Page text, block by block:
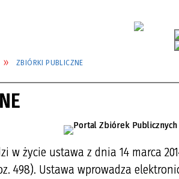
ZBIÓRKI PUBLICZNE
w życie ustawa z dnia 14 marca
498). Ustawa wprowadza